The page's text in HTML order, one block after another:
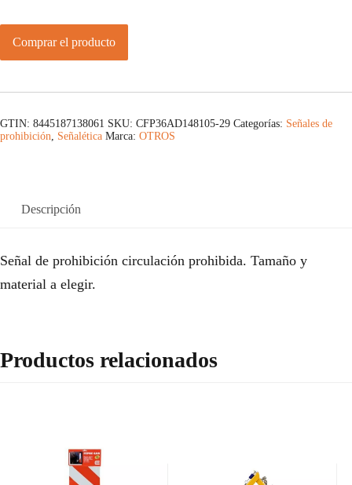
Comprar el producto
GTIN: 8445187138061 SKU: CFP36AD148105-29 Categorías: Señales de
prohibición, Señalética Marca: OTROS
Descripción
Señal de prohibición circulación prohibida. Tamaño y
material a elegir.
Productos relacionados